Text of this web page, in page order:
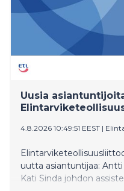
Uusia
4.8.2026 10:49:51 EEST |
uutta asiantuntijaa:
Kati Sinda johdon